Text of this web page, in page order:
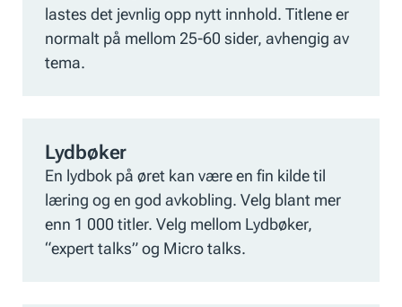
lastes det jevnlig opp nytt innhold. Titlene er
normalt på mellom 25-60 sider, avhengig av
tema.
Lydbøker
En lydbok på øret kan være en fin kilde til
læring og en god avkobling. Velg blant mer
enn 1 000 titler. Velg mellom Lydbøker,
“expert talks” og Micro talks.